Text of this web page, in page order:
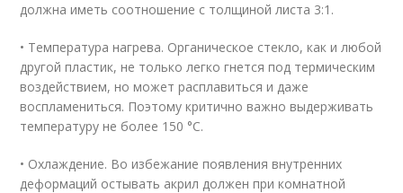
должна иметь соотношение с толщиной листа 3:1.
• Температура нагрева. Органическое стекло, как и любой
другой пластик, не только легко гнется под термическим
воздействием, но может расплавиться и даже
воспламениться. Поэтому критично важно выдерживать
температуру не более 150 °C.
• Охлаждение. Во избежание появления внутренних
деформаций остывать акрил должен при комнатной